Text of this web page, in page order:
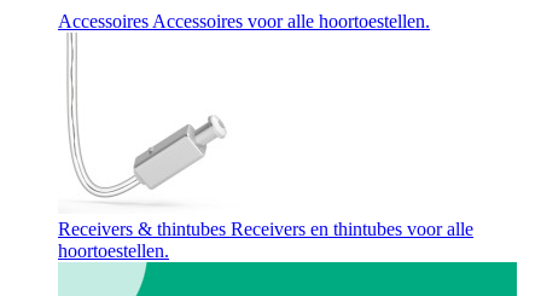
AccessoiresAccessoires voor alle hoortoestellen.
Receivers & thintubes Receivers en thintubes voor alle
hoortoestellen.